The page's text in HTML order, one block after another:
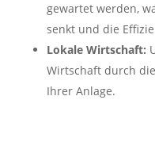
gewartet werden,
senkt und die
Lokale Wirtschaft:
Wirtschaft durch
Ihrer Anlage.